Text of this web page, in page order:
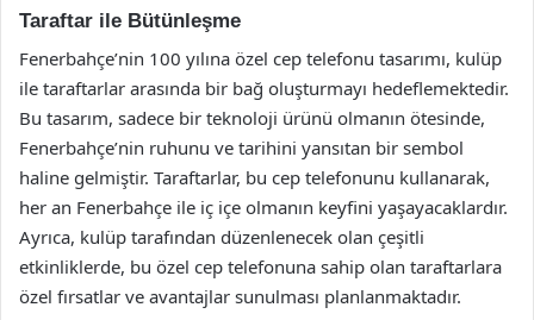
Taraftar ile Bütünleşme
Fenerbahçe’nin 100 yılına özel cep telefonu tasarımı, kulüp
ile taraftarlar arasında bir bağ oluşturmayı hedeflemektedir.
Bu tasarım, sadece bir teknoloji ürünü olmanın ötesinde,
Fenerbahçe’nin ruhunu ve tarihini yansıtan bir sembol
haline gelmiştir. Taraftarlar, bu cep telefonunu kullanarak,
her an Fenerbahçe ile iç içe olmanın keyfini yaşayacaklardır.
Ayrıca, kulüp tarafından düzenlenecek olan çeşitli
etkinliklerde, bu özel cep telefonuna sahip olan taraftarlara
özel fırsatlar ve avantajlar sunulması planlanmaktadır.